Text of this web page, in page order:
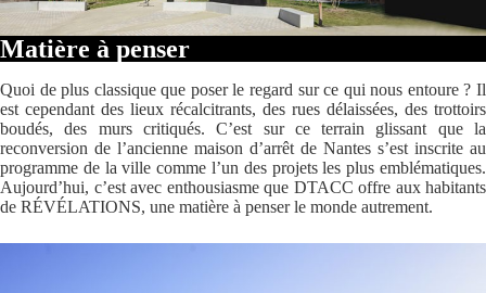
Matière à penser
Quoi de plus classique que poser le regard sur ce qui nous entoure ? Il
est cependant des lieux récalcitrants, des rues délaissées, des trottoirs
boudés, des murs critiqués. C’est sur ce terrain glissant que la
reconversion de l’ancienne maison d’arrêt de Nantes s’est inscrite au
programme de la ville comme l’un des projets les plus emblématiques.
Aujourd’hui, c’est avec enthousiasme que DTACC offre aux habitants
de RÉVÉLATIONS, une matière à penser le monde autrement.